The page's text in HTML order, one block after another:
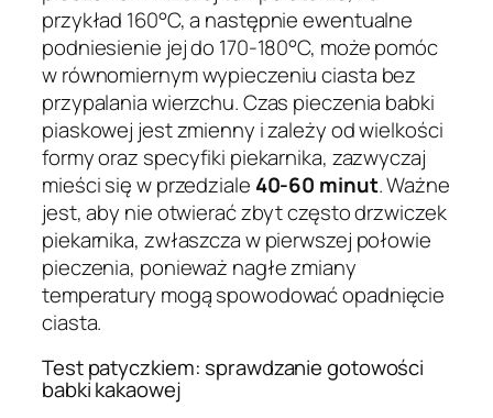
przykład 160°C, a następnie ewentualne
podniesienie jej do 170-180°C, może pomóc
w równomiernym wypieczeniu ciasta bez
przypalania wierzchu. Czas pieczenia babki
piaskowej jest zmienny i zależy od wielkości
formy oraz specyfiki piekarnika, zazwyczaj
mieści się w przedziale 40-60 minut. Ważne
jest, aby nie otwierać zbyt często drzwiczek
piekarnika, zwłaszcza w pierwszej połowie
pieczenia, ponieważ nagłe zmiany
temperatury mogą spowodować opadnięcie
ciasta.
Test patyczkiem: sprawdzanie gotowości
babki kakaowej